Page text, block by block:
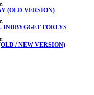
(OLD VERSION)
INDBYGGET FORLYS
/ NEW VERSION)